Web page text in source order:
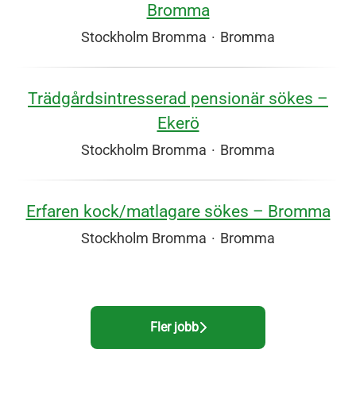
Bromma
Stockholm Bromma · Bromma
Trädgårdsintresserad pensionär sökes –
Ekerö
Stockholm Bromma · Bromma
Erfaren kock/matlagare sökes – Bromma
Stockholm Bromma · Bromma
Fler jobb